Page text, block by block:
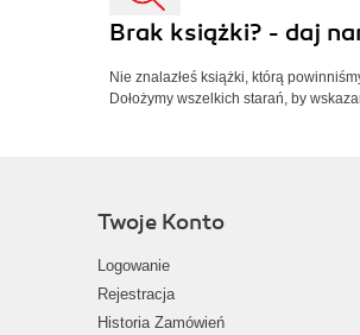
Brak książki? - daj
Nie znalazłeś książki, którą
Dołożymy wszelkich starań, by
Twoje Konto
Logowanie
Rejestracja
Historia Zamówień